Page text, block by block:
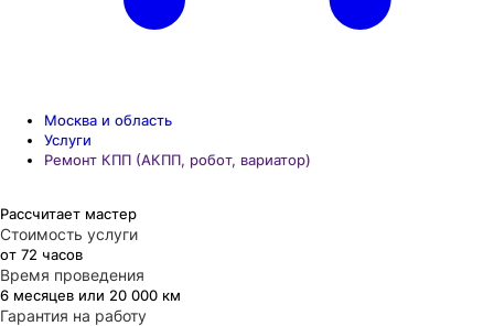
Москва и область
Услуги
Ремонт КПП (АКПП, робот, вариатор)
Рассчитает мастер
Стоимость услуги
от 72 часов
Время проведения
6 месяцев или 20 000 км
Гарантия на работу